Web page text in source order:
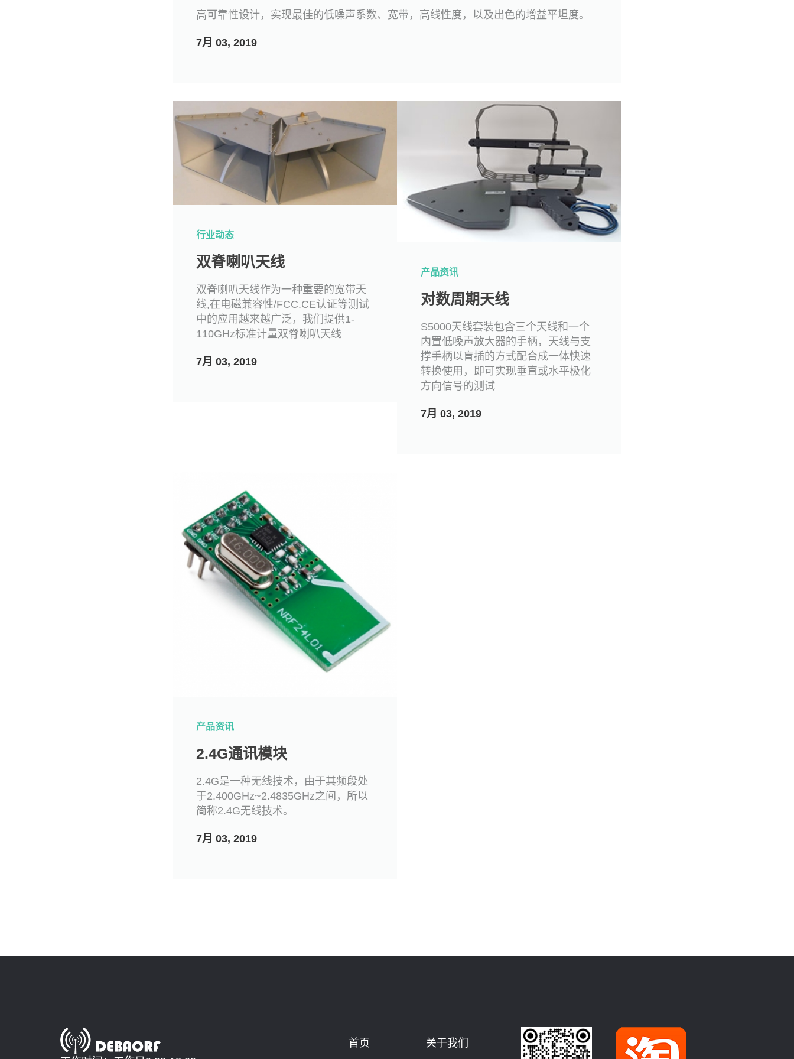
高可靠性设计，实现最佳的低噪声系数、宽带，高线性度，以及出色的增益平坦度。
7月 03, 2019
行业动态
双脊喇叭天线
双脊喇叭天线作为一种重要的宽带天
线,在电磁兼容性/FCC.CE认证等测试
中的应用越来越广泛，我们提供1-
110GHz标准计量双脊喇叭天线
7月 03, 2019
产品资讯
对数周期天线
S5000天线套装包含三个天线和一个
内置低噪声放大器的手柄，天线与支
撑手柄以盲插的方式配合成一体快速
转换使用，即可实现垂直或水平极化
方向信号的测试
7月 03, 2019
产品资讯
2.4G通讯模块
2.4G是一种无线技术，由于其频段处
于2.400GHz~2.4835GHz之间，所以
简称2.4G无线技术。
7月 03, 2019
首页 关于我们